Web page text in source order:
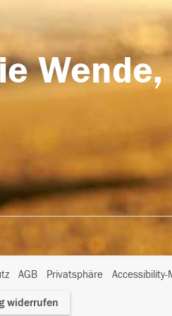
AGB Privatsphäre
I
widerrufen